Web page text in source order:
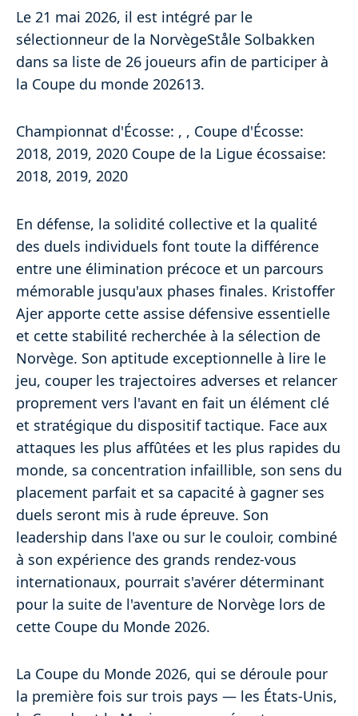
Le 21 mai 2026, il est intégré par le
sélectionneur de la NorvègeStåle Solbakken
dans sa liste de 26 joueurs afin de participer à
la Coupe du monde 202613.
Championnat d'Écosse: , , Coupe d'Écosse:
2018, 2019, 2020 Coupe de la Ligue écossaise:
2018, 2019, 2020
En défense, la solidité collective et la qualité
des duels individuels font toute la différence
entre une élimination précoce et un parcours
mémorable jusqu'aux phases finales. Kristoffer
Ajer apporte cette assise défensive essentielle
et cette stabilité recherchée à la sélection de
Norvège. Son aptitude exceptionnelle à lire le
jeu, couper les trajectoires adverses et relancer
proprement vers l'avant en fait un élément clé
et stratégique du dispositif tactique. Face aux
attaques les plus affûtées et les plus rapides du
monde, sa concentration infaillible, son sens du
placement parfait et sa capacité à gagner ses
duels seront mis à rude épreuve. Son
leadership dans l'axe ou sur le couloir, combiné
à son expérience des grands rendez-vous
internationaux, pourrait s'avérer déterminant
pour la suite de l'aventure de Norvège lors de
cette Coupe du Monde 2026.
La Coupe du Monde 2026, qui se déroule pour
la première fois sur trois pays — les États-Unis,